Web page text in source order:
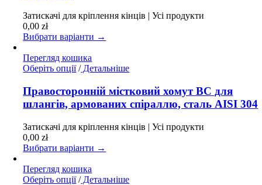
вибрати
сторінці
Затискачі для кріплення кінців | Усі продукти
0,00zł
Вибрати варіанти →
Перегляд кошика
Оберіть опції Цей
має
кілька
варіантів.
можна
на
товару
/Детальніше
Правосторонній містковий хомут BC для
шлангів, армованих спіраллю, сталь AISI 304
Затискачі для кріплення кінців | Усі продукти
0,00zł
Вибрати варіанти →
Перегляд кошика
Оберіть опції Цей
/Детальніше